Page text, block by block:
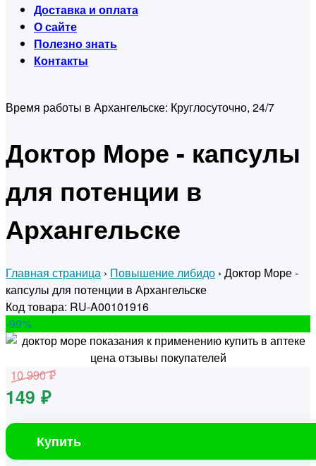
Доставка и оплата
О сайте
Полезно знать
Контакты
Время работы в Архангельске: Круглосуточно, 24/7
Доктор Море - капсулы
для потенции в
Архангельске
Главная страница › Повышение либидо › Доктор Море -
капсулы для потенции в Архангельске
Код товара: RU-A00101916
-99%
10 990 ₽
149 ₽
Купить